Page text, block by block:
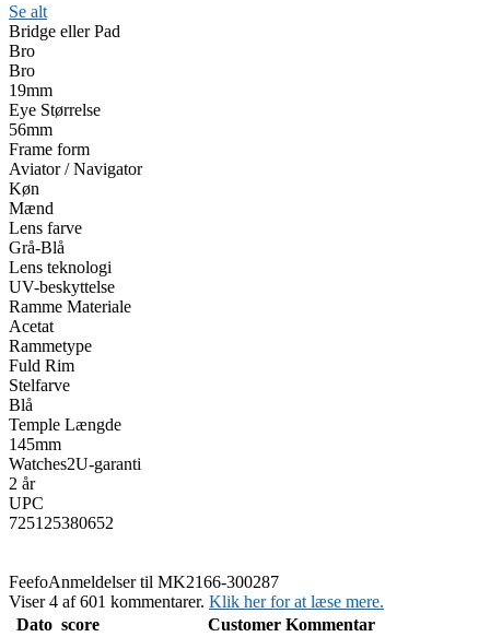
Se alt
Bridge eller Pad
Bro
Bro
19mm
Eye Størrelse
56mm
Frame form
Aviator / Navigator
Køn
Mænd
Lens farve
Grå-Blå
Lens teknologi
UV-beskyttelse
Ramme Materiale
Acetat
Rammetype
Fuld Rim
Stelfarve
Blå
Temple Længde
145mm
Watches2U-garanti
2 år
UPC
725125380652
FeefoAnmeldelser til MK2166-300287
Viser 4 af 601 kommentarer. Klik her for at læse mere.
Dato score
Customer Kommentar